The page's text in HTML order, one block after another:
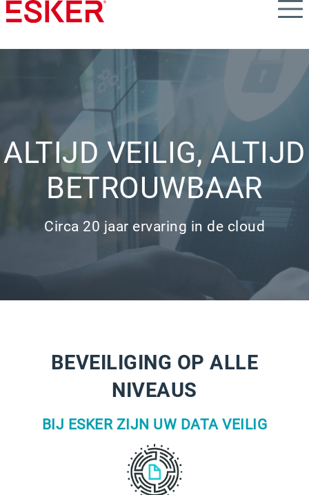
Skip
to
content
ALTIJD VEILIG, ALTIJD
BETROUWBAAR
Circa 20 jaar ervaring in de cloud
BEVEILIGING OP ALLE
NIVEAUS
BIJ ESKER ZIJN UW DATA VEILIG